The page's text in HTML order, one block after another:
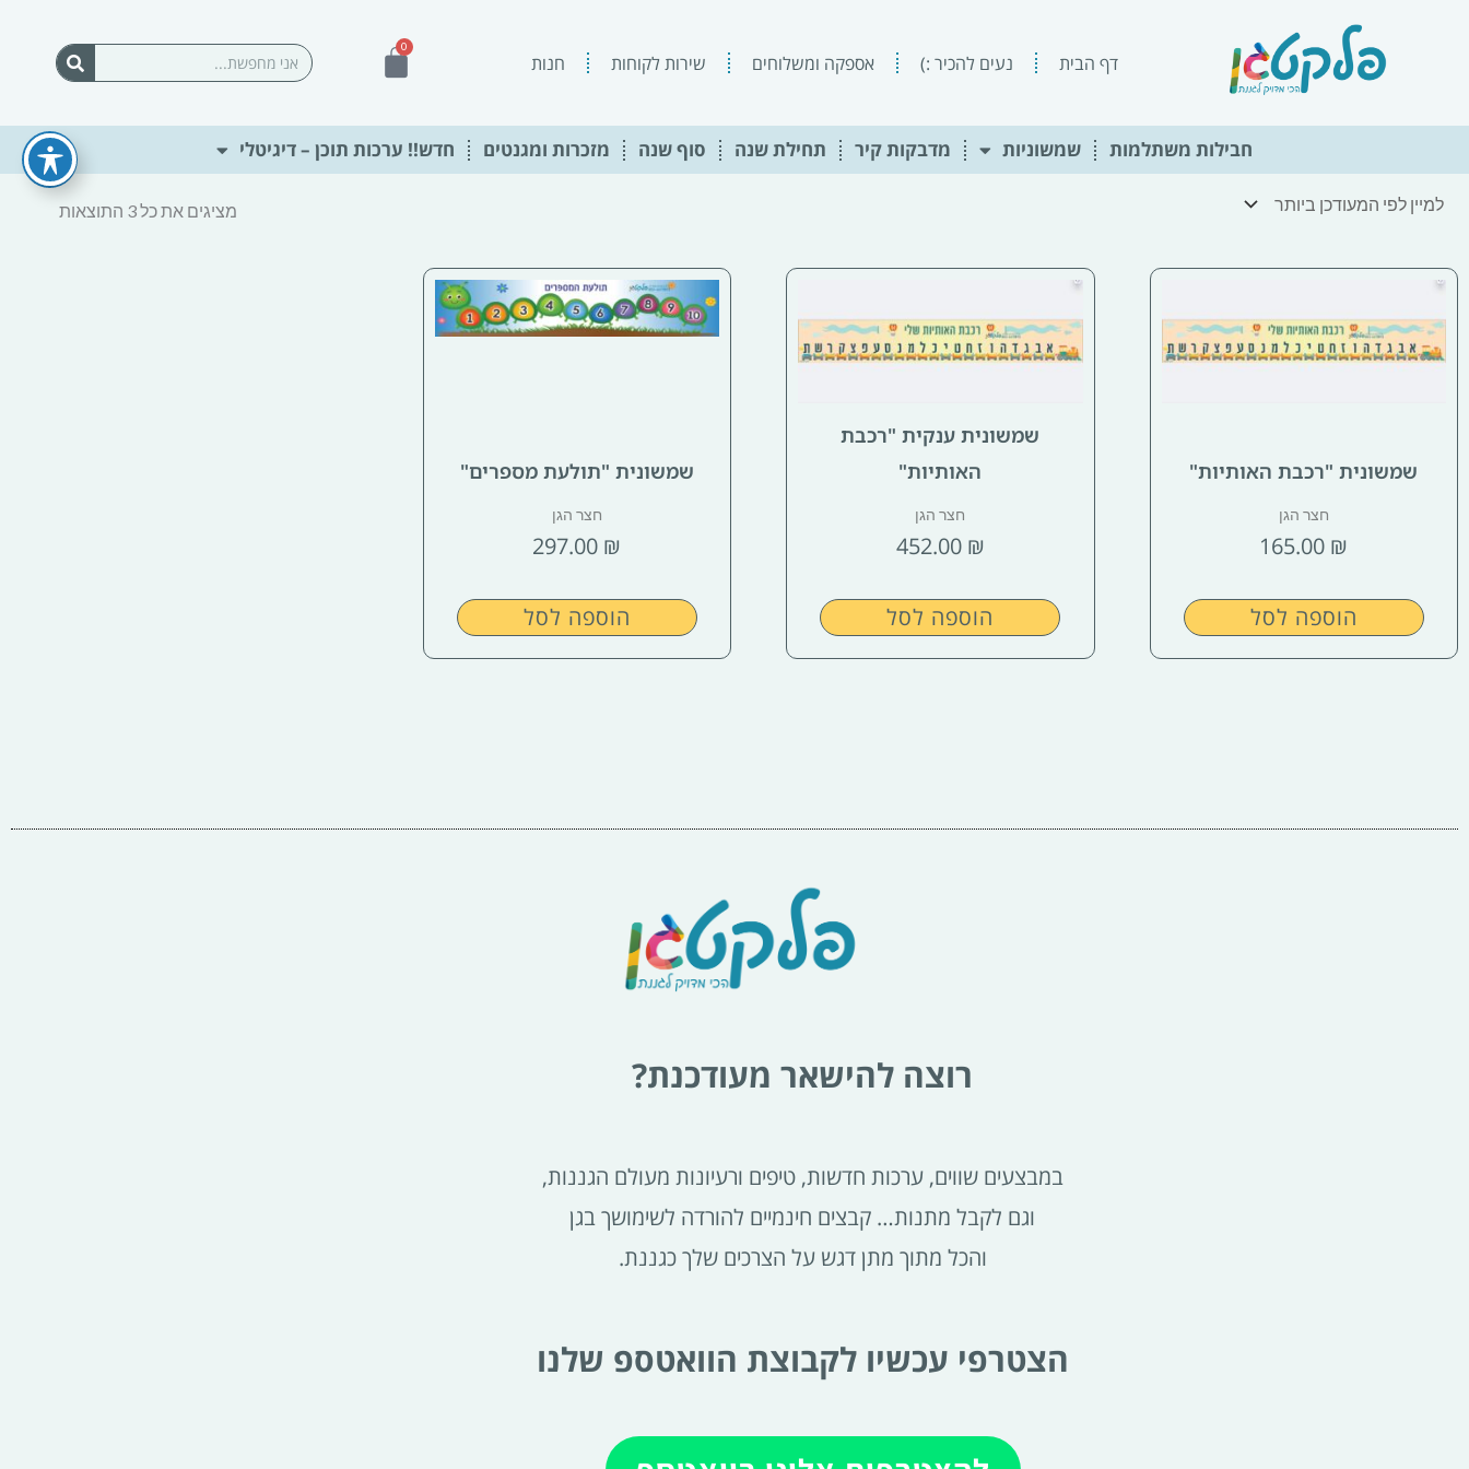
דף הבית נעים להכיר :) אספקה ומשלוחים שירות לקוחות חנות
0
עגלת
חיפוש
חבילות משתלמות שמשוניות מדבקות קיר תחילת שנה סוף שנה מזכרות ומגנטים חדש!! ערכות תוכן – דיגיטלי
מציגים את כל ⁦3⁩ התוצאות
ממוין
לפי
שמשונית "רכבת האותיות"
חצר הגן
165.00 ₪
הוספה לסל
שמשונית ענקית "רכבת
האותיות"
חצר הגן
452.00 ₪
הוספה לסל
שמשונית "תולעת מספרים"
חצר הגן
297.00 ₪
הוספה לסל
רוצה להישאר מעודכנת?
במבצעים שווים, ערכות חדשות, טיפים ורעיונות מעולם הגננות,
וגם לקבל מתנות… קבצים חינמיים להורדה לשימושך בגן
והכל מתוך מתן דגש על הצרכים שלך כגננת.
הצטרפי עכשיו לקבוצת הוואטספ שלנו